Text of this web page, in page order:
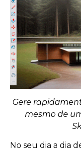
Gere
mesmo de
No seu dia a dia